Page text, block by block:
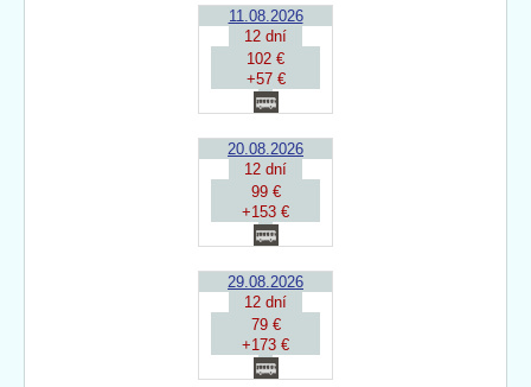
11.08.2026
12 dní
102 €
+57 €
20.08.2026
12 dní
99 €
+153 €
29.08.2026
12 dní
79 €
+173 €